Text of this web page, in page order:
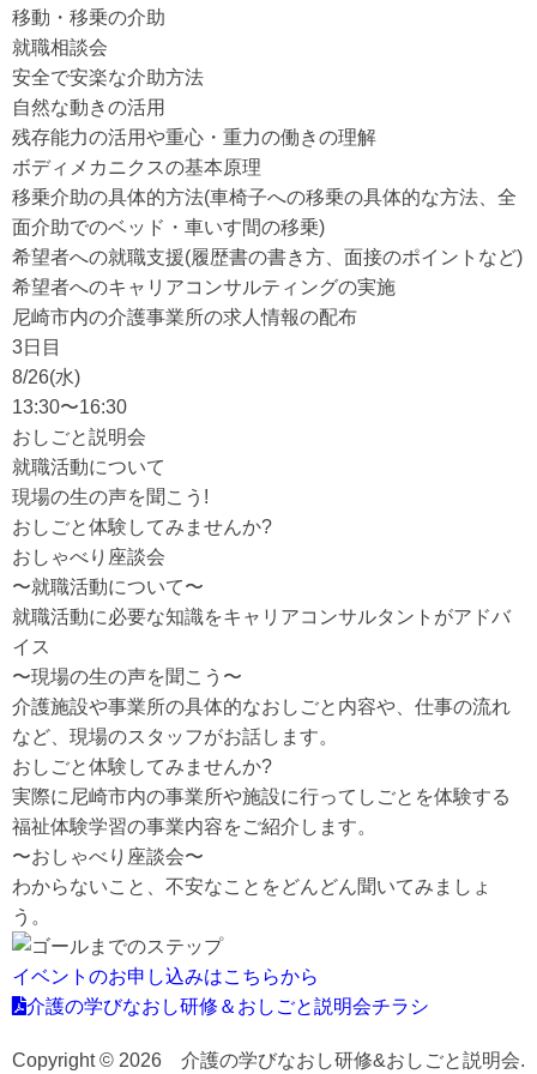
移動・移乗の介助
就職相談会
安全で安楽な介助方法
自然な動きの活用
残存能力の活用や重心・重力の働きの理解
ボディメカニクスの基本原理
移乗介助の具体的方法(車椅子への移乗の具体的な方法、全
面介助でのベッド・車いす間の移乗)
希望者への就職支援(履歴書の書き方、面接のポイントなど)
希望者へのキャリアコンサルティングの実施
尼崎市内の介護事業所の求人情報の配布
3日目
8/26(水)
13:30〜16:30
おしごと説明会
就職活動について
現場の生の声を聞こう!
おしごと体験してみませんか?
おしゃべり座談会
〜就職活動について〜
就職活動に必要な知識をキャリアコンサルタントがアドバ
イス
〜現場の生の声を聞こう〜
介護施設や事業所の具体的なおしごと内容や、仕事の流れ
など、現場のスタッフがお話します。
おしごと体験してみませんか?
実際に尼崎市内の事業所や施設に行ってしごとを体験する
福祉体験学習の事業内容をご紹介します。
〜おしゃべり座談会〜
わからないこと、不安なことをどんどん聞いてみましょ
う。
イベントのお申し込みはこちらから
介護の学びなおし研修＆おしごと説明会チラシ
Copyright © 2026 介護の学びなおし研修&おしごと説明会.